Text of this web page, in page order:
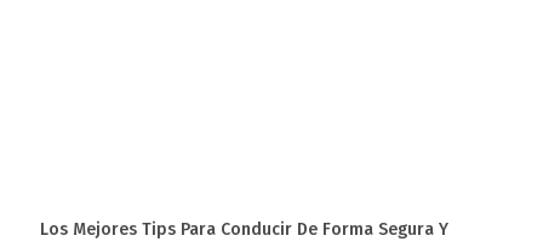
Los Mejores Tips Para Conducir De Forma Segura Y